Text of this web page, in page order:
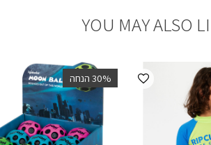
YOU MAY ALSO
הוספה למועדפים
‫30% הנחה